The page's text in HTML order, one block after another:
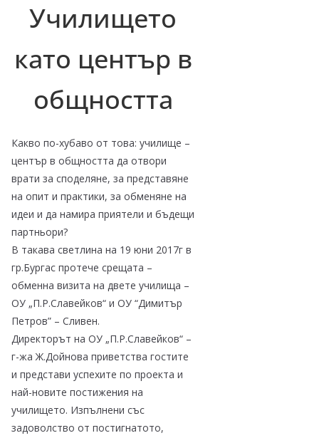
Училището
като център в
общността
Какво по-хубаво от това: училище –
център в общността да отвори
врати за споделяне, за представяне
на опит и практики, за обменяне на
идеи и да намира приятели и бъдещи
партньори?
В такава светлина на 19 юни 2017г в
гр.Бургас протече срещата –
обменна визита на двете училища –
ОУ „П.Р.Славейков“ и ОУ “Димитър
Петров” – Сливен.
Директорът на ОУ „П.Р.Славейков“ –
г-жа Ж.Дойнова приветства гостите
и представи успехите по проекта и
най-новите постижения на
училището. Изпълнени със
задоволство от постигнатото,